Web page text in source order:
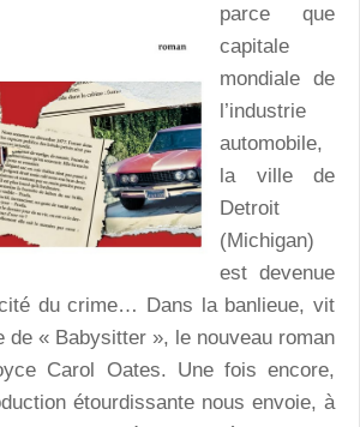
parce que
capitale
mondiale de
l’industrie
automobile,
la ville de
Detroit
(Michigan)
est devenue
du crime… Dans la banlieue, vit
de « Babysitter », le nouveau roman
Carol Oates. Une fois encore,
étourdissante nous envoie, à